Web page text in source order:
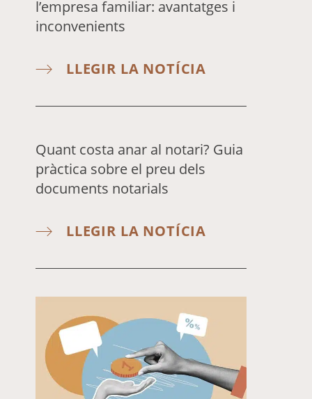
l’empresa familiar: avantatges i
inconvenients
LLEGIR LA NOTÍCIA
Quant costa anar al notari? Guia
pràctica sobre el preu dels
documents notarials
LLEGIR LA NOTÍCIA